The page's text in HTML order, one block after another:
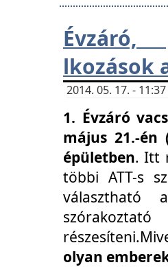
Évzáró,
lkozások
2014. 05. 17. -
1. Évzáró
május 21.-én
épületben. Itt
többi ATT-s
választható
olyan